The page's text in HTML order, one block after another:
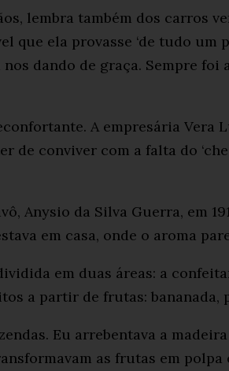
lembra também dos carros
ela provasse ‘de tudo um
dando de graça. Sempre
A empresária
de conviver com a falta do
Anysio da Silva Guerra, em
em casa, onde o aroma
em duas áreas: a
a partir de frutas: bananada,
Eu arrebentava a
as frutas em